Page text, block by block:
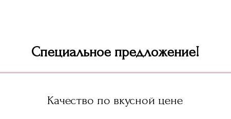
Специальное предложение!
Качество по вкусной цене